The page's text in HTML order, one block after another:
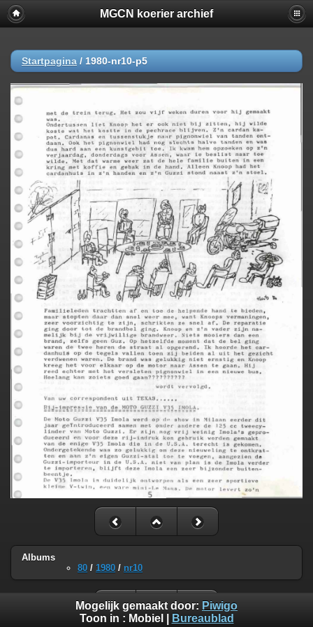
MGCN koerier archief
Startpagina / 1980-nr10-p5
Albums
80 / 1980 / nr10
Mogelijk gemaakt door: Piwigo
Toon in : Mobiel Bureaublad